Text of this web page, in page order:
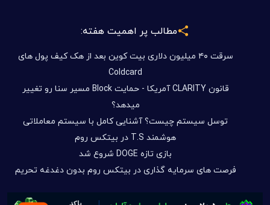
مطالب پر اهمیت هفته:
سرقت ۴۰ میلیون دلاری بیت کوین بعد از هک کیف پول های
Coldcard
قانون CLARITY آمریکا - حمایت Block مسیر سنا رو تغییر
میدهد؟
توسل سیستم چیست؟ آشنایی کامل با سیستم معاملاتی
هوشمند T.S در بیتکس روم
بازی تازه DOGE شروع شد
فرصت های سرمایه گذاری در بیتکس روم بدون دغدغه تحریم